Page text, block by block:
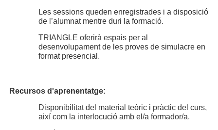
Les sessions queden enregistrades i a disposició
de l’alumnat mentre duri la formació.
TRIANGLE oferirà espais per al
desenvolupament de les proves de simulacre en
format presencial.
Recursos d'aprenentatge:
Disponibilitat del material teòric i pràctic del curs,
així com la interlocució amb el/a formador/a.